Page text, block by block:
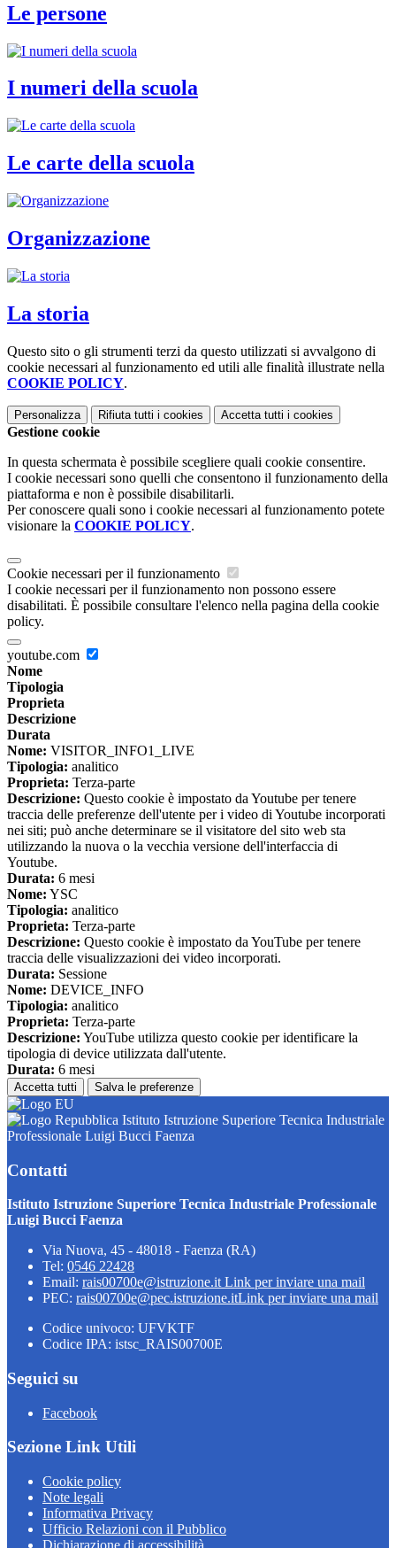
Le persone
I numeri della scuola
Le carte della scuola
Organizzazione
La storia
Questo sito o gli strumenti terzi da questo utilizzati si avvalgono di
cookie necessari al funzionamento ed utili alle finalità illustrate nella
COOKIE POLICY.
Personalizza Rifiuta tutti i cookies Accetta tutti i cookies
Gestione cookie
In questa schermata è possibile scegliere quali cookie consentire.
I cookie necessari sono quelli che consentono il funzionamento della
piattaforma e non è possibile disabilitarli.
Per conoscere quali sono i cookie necessari al funzionamento potete
visionare la COOKIE POLICY.
Cookie necessari per il funzionamento
I cookie necessari per il funzionamento non possono essere
disabilitati. È possibile consultare l'elenco nella pagina della cookie
policy.
youtube.com
Nome
Tipologia
Proprieta
Descrizione
Durata
Nome: VISITOR_INFO1_LIVE
Tipologia: analitico
Proprieta: Terza-parte
Descrizione: Questo cookie è impostato da Youtube per tenere
traccia delle preferenze dell'utente per i video di Youtube incorporati
nei siti; può anche determinare se il visitatore del sito web sta
utilizzando la nuova o la vecchia versione dell'interfaccia di
Youtube.
Durata: 6 mesi
Nome: YSC
Tipologia: analitico
Proprieta: Terza-parte
Descrizione: Questo cookie è impostato da YouTube per tenere
traccia delle visualizzazioni dei video incorporati.
Durata: Sessione
Nome: DEVICE_INFO
Tipologia: analitico
Proprieta: Terza-parte
Descrizione: YouTube utilizza questo cookie per identificare la
tipologia di device utilizzata dall'utente.
Durata: 6 mesi
Accetta tutti Salva le preferenze
Istituto Istruzione Superiore Tecnica Industriale
Professionale Luigi Bucci Faenza
Contatti
Istituto Istruzione Superiore Tecnica Industriale Professionale
Luigi Bucci Faenza
Via Nuova, 45 - 48018 - Faenza (RA)
Tel: 0546 22428
Email: rais00700e@istruzione.it Link per inviare una mail
PEC: rais00700e@pec.istruzione.itLink per inviare una mail
Codice univoco: UFVKTF
Codice IPA: istsc_RAIS00700E
Seguici su
Facebook
Sezione Link Utili
Cookie policy
Note legali
Informativa Privacy
Ufficio Relazioni con il Pubblico